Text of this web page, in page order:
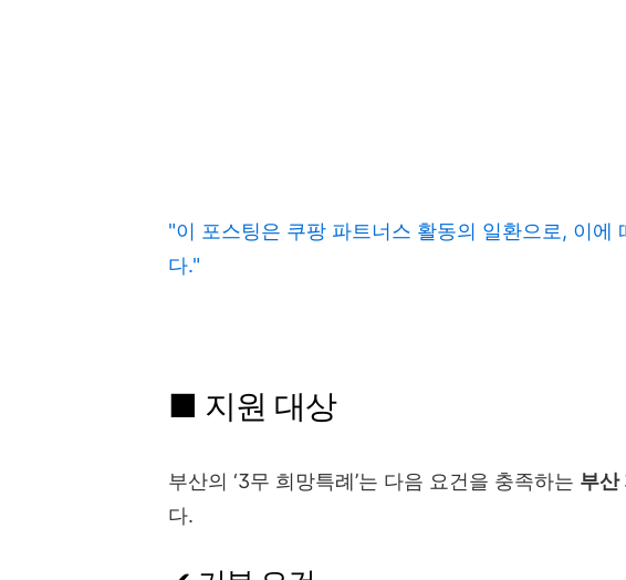
"이 포스팅은 쿠팡 파트너스 활동의 일환으로, 이에
다."
■ 지원 대상
부산의 ‘3무 희망특례’는 다음 요건을 충족하는 부산
다.